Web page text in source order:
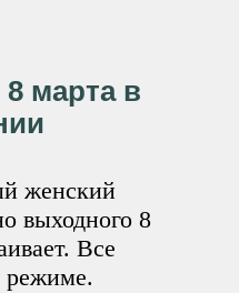
марта в
женский
выходного 8
Все
режиме.